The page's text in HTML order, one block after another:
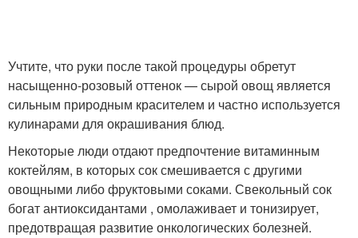
Учтите, что руки после такой процедуры обретут
насыщенно-розовый оттенок — сырой овощ является
сильным природным красителем и частно используется
кулинарами для окрашивания блюд.
Некоторые люди отдают предпочтение витаминным
коктейлям, в которых сок смешивается с другими
овощными либо фруктовыми соками. Свекольный сок
богат антиоксидантами , омолаживает и тонизирует,
предотвращая развитие онкологических болезней.